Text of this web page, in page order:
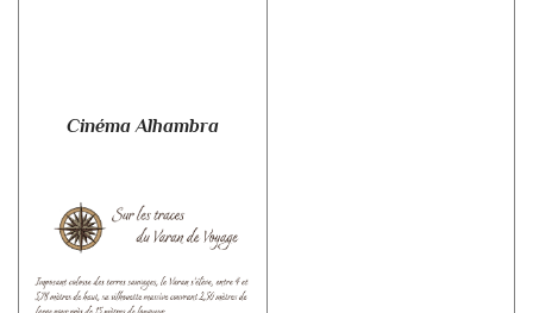
Cinéma Alhambra